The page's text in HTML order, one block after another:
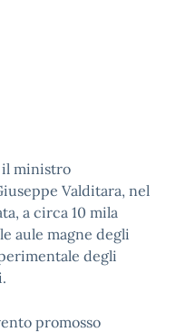
il ministro
Valditara, nel
a circa 10 mila
aule magne degli
degli
promosso